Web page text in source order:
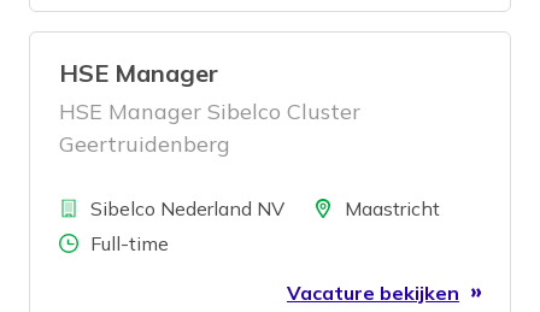
HSE Manager
HSE Manager Sibelco Cluster
Geertruidenberg
BedrijfSibelco Nederland NVLocatieMaastricht
Aantal uren
Full-time
Vacature bekijken